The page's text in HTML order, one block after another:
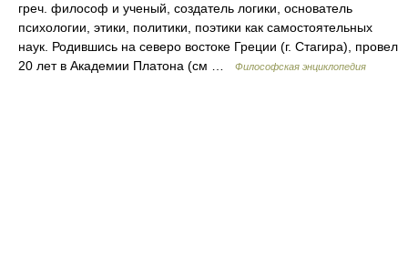
греч. философ и ученый, создатель логики, основатель
психологии, этики, политики, поэтики как самостоятельных
наук. Родившись на северо востоке Греции (г. Стагира), провел
20 лет в Академии Платона (см …
Философская энциклопедия